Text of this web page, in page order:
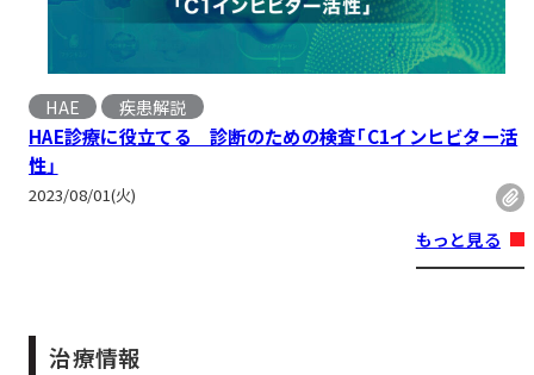
HAE 疾患解説
HAE診療に役立てる 診断のための検査「C1インヒビター活
性」
2023/08/01(火)
もっと見る
治療情報